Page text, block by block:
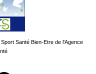
Santé Bien-Etre de l'Agence